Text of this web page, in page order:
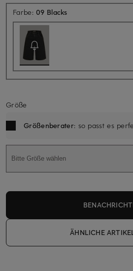
Farbe:09 BlacksAktuell nicht
Größe
Größenberater: so passt es
Bitte Größe wählen
ÄHNLICHE